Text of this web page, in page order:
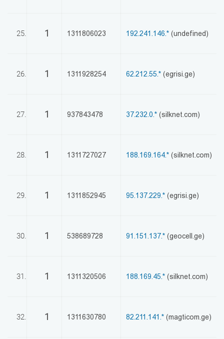
25. 1 1311806023 192.241.146.* (undefined)
26. 1 1311928254 62.212.55.* (egrisi.ge)
27. 1 937843478 37.232.0.* (silknet.com)
28. 1 1311727027 188.169.164.* (silknet.com)
29. 1 1311852945 95.137.229.* (egrisi.ge)
30. 1 538689728 91.151.137.* (geocell.ge)
31. 1 1311320506 188.169.45.* (silknet.com)
32. 1 1311630780 82.211.141.* (magticom.ge)